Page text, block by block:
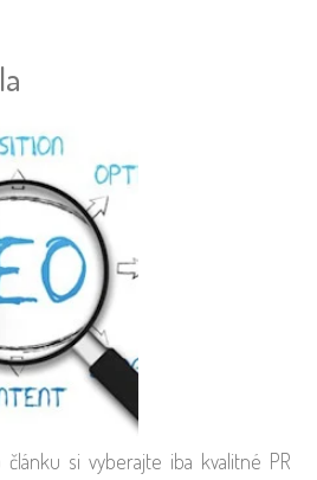
si vyberajte iba kvalitné PR